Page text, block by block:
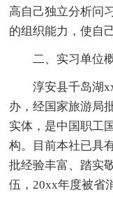
高自己独立分析问
的组织能力，使自
二、实习单位
淳安县千岛湖
办，经国家旅游局
实体，是中国职工
构。目前本社已具
批经验丰富、踏实
伍，20xx年度被省